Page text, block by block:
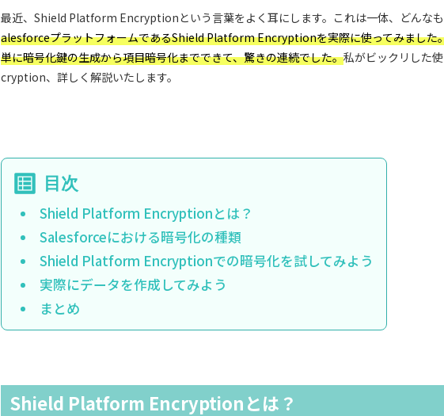
最近、Shield Platform Encryptionという言葉をよく耳にします。これは一体、どんな
alesforceプラットフォームであるShield Platform Encryptionを実際に使ってみました
単に暗号化鍵の生成から項目暗号化までできて、驚きの連続でした。私がビックリした
cryption、詳しく解説いたします。
Shield Platform Encryptionとは？
Salesforceにおける暗号化の種類
Shield Platform Encryptionでの暗号化を試してみよう
実際にデータを作成してみよう
まとめ
Shield Platform Encryptionとは？